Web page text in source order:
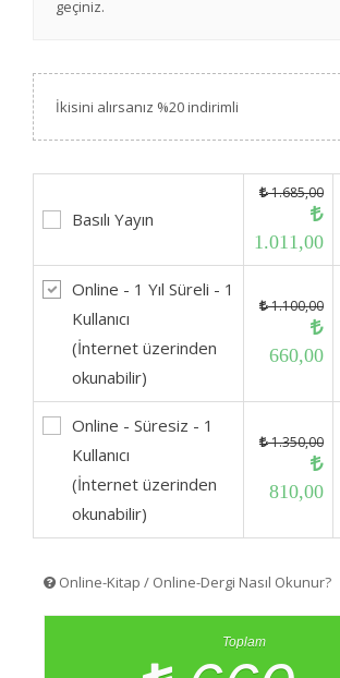
geçiniz.
İkisini alırsanız %20 indirimli
Basılı Yayın
1.685,00
1.011,00
Online - 1 Yıl Süreli - 1
Kullanıcı
(İnternet üzerinden
okunabilir)
1.100,00
660,00
Online - Süresiz - 1
Kullanıcı
(İnternet üzerinden
okunabilir)
1.350,00
810,00
Online-Kitap / Online-Dergi Nasıl Okunur?
Toplam